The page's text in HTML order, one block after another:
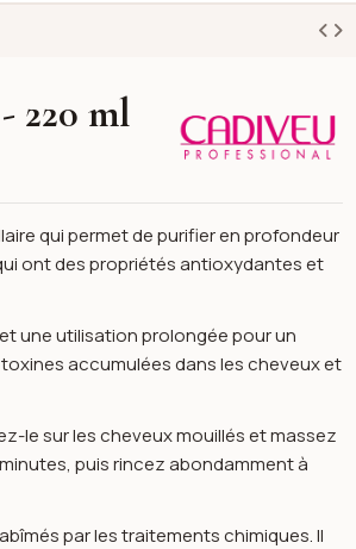
220 ml
qui permet de purifier en profondeur
ont des propriétés antioxydantes et
une utilisation prolongée pour un
accumulées dans les cheveux et
le sur les cheveux mouillés et massez
puis rincez abondamment à
par les traitements chimiques. Il